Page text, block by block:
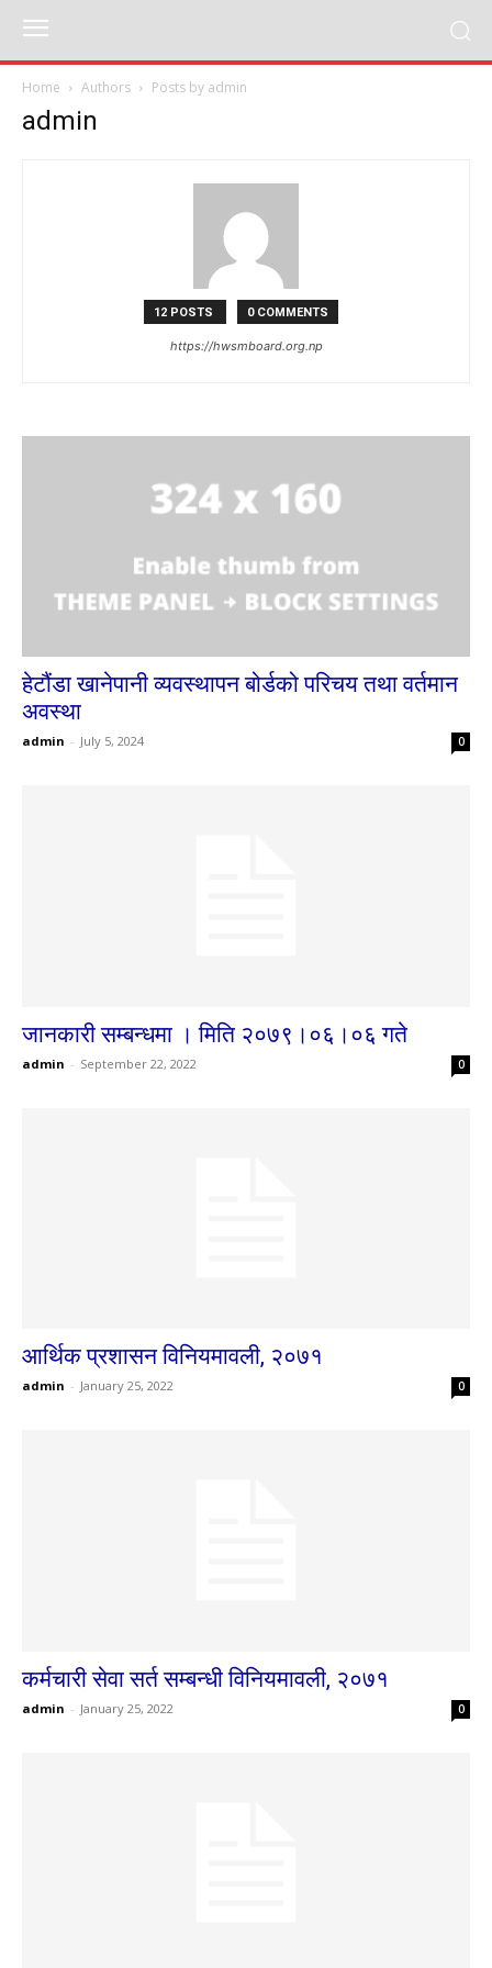
Home Authors Posts by admin
admin
12 POSTS 0 COMMENTS
https://hwsmboard.org.np
हेटौंडा खानेपानी व्यवस्थापन बोर्डको परिचय तथा वर्तमान
अवस्था
admin - July 5, 2024 0
जानकारी सम्बन्धमा । मिति २०७९।०६।०६ गते
admin - September 22, 2022 0
आर्थिक प्रशासन विनियमावली, २०७१
admin - January 25, 2022 0
कर्मचारी सेवा सर्त सम्बन्धी विनियमावली, २०७१
admin - January 25, 2022 0